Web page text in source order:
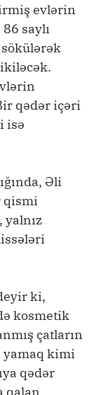
evlərin
saylı
qədər içəri
isə
Əli
qismi
yalnız
ki,
kosmetik
çatların
yamaq kimi
qədər